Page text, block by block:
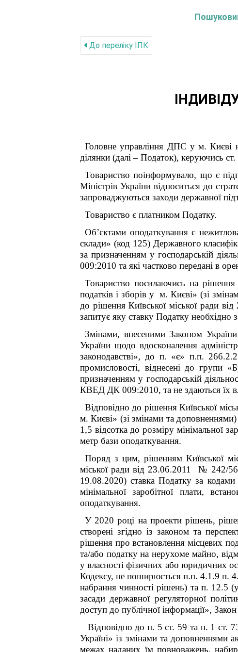
До переліку IПК
Головне управління ДПС у м. Києві
ділянки (далі – Податок), керуючись
Товариство поінформувало, що є
Міністрів України відноситься до
запроваджуються заходи державної
Товариство є платником Податку.
Об’єктами оподаткування є
склади» (код 125) Державного
за призначенням у господарській
009:2010 та які частково передані в
Товариство посилаючись на
податків і зборів у м. Києві» (зі
до рішення Київської міської ради
запитує яку ставку Податку необхідно
Змінами, внесеними Законом
України щодо вдосконалення
законодавстві», до п. «є» п.п.
промисловості, віднесені до групи
призначенням у господарській
КВЕД ДК 009:2010, та не здаються їх
Відповідно до рішення Київської
м. Києві» (зі змінами та доповненнями)
1,5 відсотка до розміру мінімальної
метр бази оподаткування.
Поряд з цим, рішенням Київської
міської ради від 23.06.2011 № 242/
19.08.2020) ставка Податку за кодами
мінімальної заробітної плати,
оподаткування.
У 2020 році на проекти рішень,
створені згідно із законом та
рішення про встановлення місцевих
та/або податку на нерухоме майно,
у власності фізичних або юридичних
Кодексу, не поширюється п.п. 4.1.9 п.
набрання чинності рішень) та п. 12.5
засади державної регуляторної
доступ до публічної інформації»,
Відповідно до п. 5 ст. 59 та п. 1 ст.
Україні» із змінами та доповненнями
межах наданих їм повноважень,